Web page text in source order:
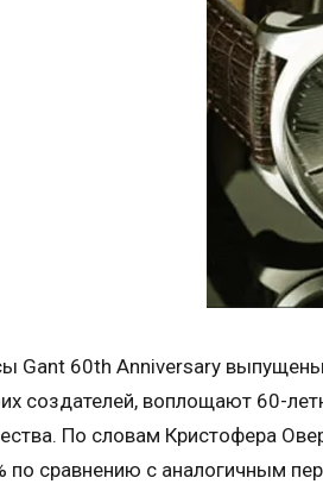
Gant 60th Anniversary
создателей, воплощают 60-
По словам Кристофера
по сравнению с аналогичным